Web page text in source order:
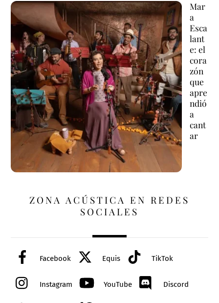
Mar
a
Esca
lant
e: el
cora
zón
que
apre
ndió
a
cant
ar
ZONA ACÚSTICA EN REDES
SOCIALES
Facebook Equis TikTok
Instagram YouTube Discord